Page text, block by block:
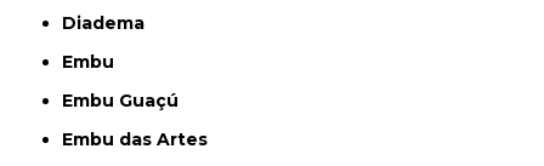
Diadema
Embu
Embu Guaçú
Embu das Artes